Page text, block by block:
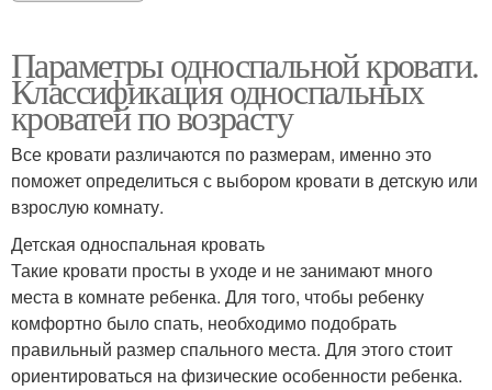
Параметры односпальной кровати.
Классификация односпальных
кроватей по возрасту
Все кровати различаются по размерам, именно это
поможет определиться с выбором кровати в детскую или
взрослую комнату.
Детская односпальная кровать
Такие кровати просты в уходе и не занимают много
места в комнате ребенка. Для того, чтобы ребенку
комфортно было спать, необходимо подобрать
правильный размер спального места. Для этого стоит
ориентироваться на физические особенности ребенка.